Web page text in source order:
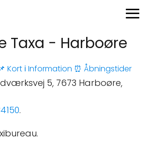
Taxa - Harboøre
Kort ℹ️ Information ⏰ Åbningstider
5, 7673 Harboøre,
.